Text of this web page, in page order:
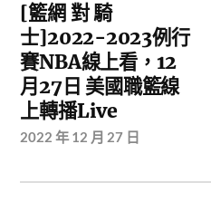
[籃網 對 騎
士]2022-2023例行
賽NBA線上看，12
月27日 美國職籃線
上轉播Live
2022 年 12 月 27 日